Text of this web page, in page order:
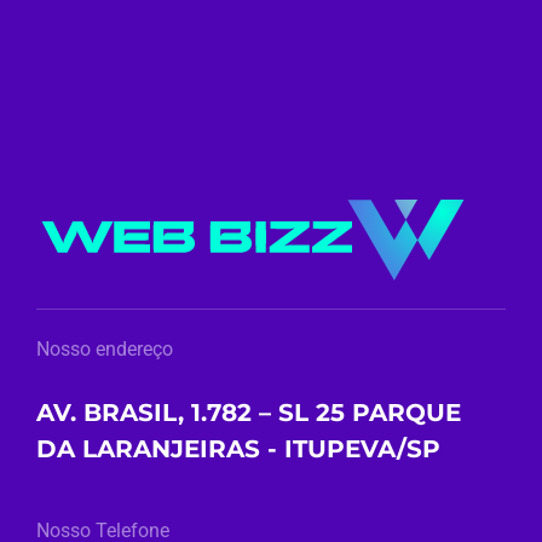
Nosso endereço
AV. BRASIL, 1.782 – SL 25 PARQUE
DA LARANJEIRAS - ITUPEVA/SP
Nosso Telefone